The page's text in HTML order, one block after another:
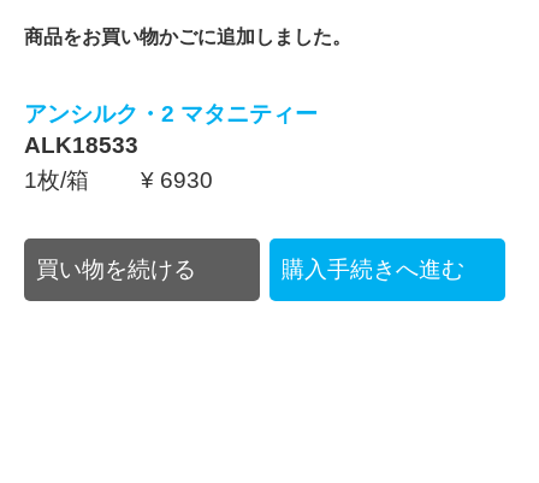
商品をお買い物かごに追加しました。
アンシルク・2 マタニティー
ALK18533
1枚/箱 ¥ 6930
買い物を続ける 購入手続きへ進む